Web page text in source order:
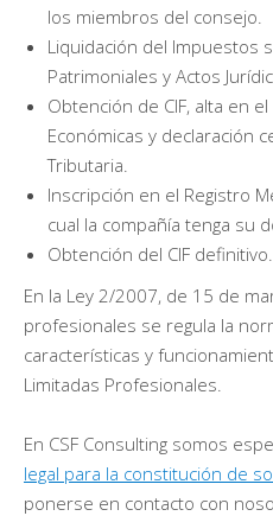
los miembros del consejo.
Liquidación del Impuestos
Patrimoniales y Actos
Obtención de CIF, alta en
Económicas y declaración
Tributaria.
Inscripción en el Registro
cual la compañía tenga su
Obtención del CIF definitivo.
En la Ley 2/2007, de 15 de
profesionales se regula la
características y
Limitadas Profesionales.
En CSF Consulting somos
legal para la constitución de
ponerse en contacto con